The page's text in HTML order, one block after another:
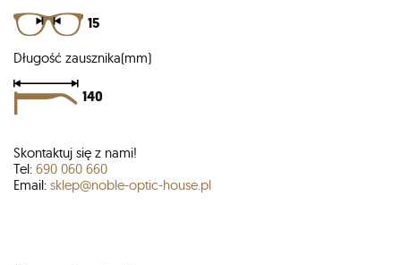
15
Długość zausznika(mm)
140
Skontaktuj się z nami!
Tel: 690 060 660
Email: sklep@noble-optic-house.pl